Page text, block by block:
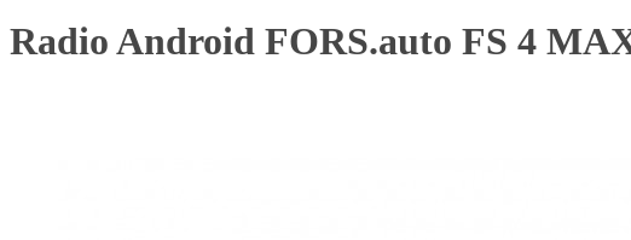
Radio Android FORS.auto FS 4